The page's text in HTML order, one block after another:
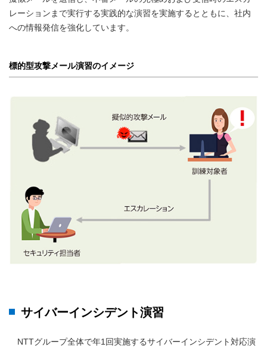
レーションまで実行する実践的な演習を実施するとともに、社内
への情報発信を強化しています。
標的型攻撃メール演習のイメージ
サイバーインシデント演習
NTTグループ全体で年1回実施するサイバーインシデント対応演